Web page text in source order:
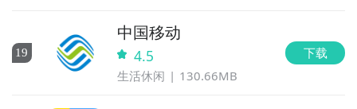
19
中国移动
4.5
生活休闲 130.66MB
下载